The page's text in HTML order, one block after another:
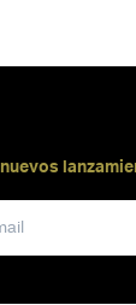
nuevos